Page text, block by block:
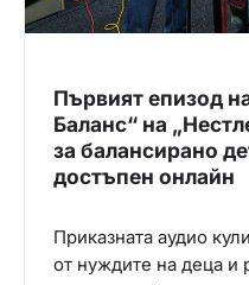
Първият епизод
Баланс“ на
за балансирано
достъпен онлайн
Приказната аудио
от нуждите на деца и